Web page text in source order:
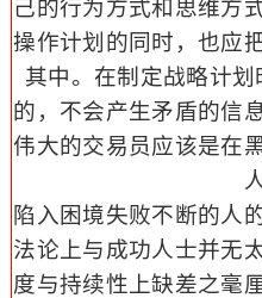
己的行为方式和思维方
操作计划的同时，也应
其中。在制定战略计
的，不会产生矛盾的信
伟大的交易员应该是在
陷入困境失败不断的人
法论上与成功人士并无
度与持续性上缺差之毫